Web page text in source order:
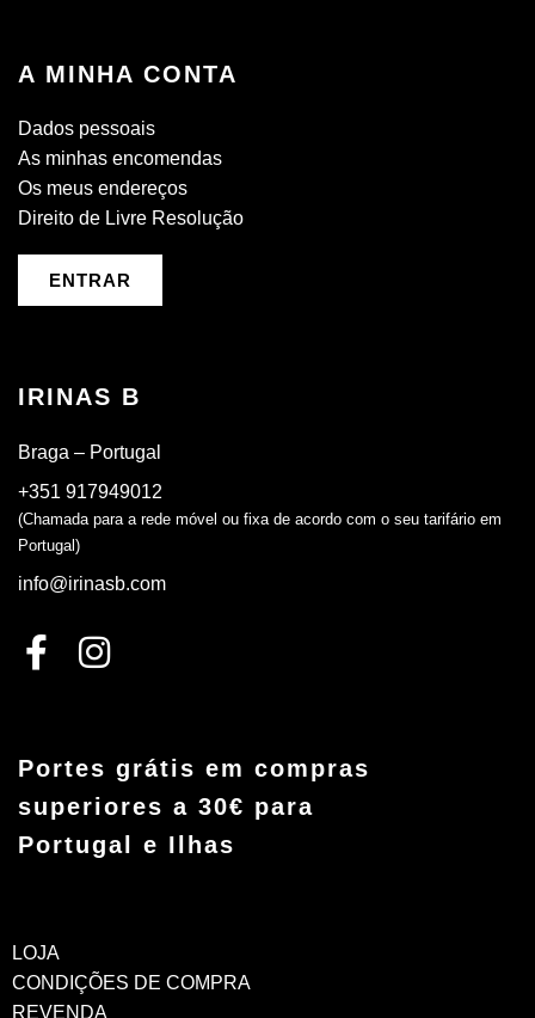
A MINHA CONTA
Dados pessoais
As minhas encomendas
Os meus endereços
Direito de Livre Resolução
ENTRAR
IRINAS B
Braga – Portugal
+351 917949012
(Chamada para a rede móvel ou fixa de acordo com o seu tarifário em
Portugal)
info@irinasb.com
Portes grátis em compras
superiores a 30€ para
Portugal e Ilhas
LOJA
CONDIÇÕES DE COMPRA
REVENDA